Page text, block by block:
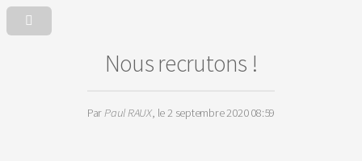
Nous recrutons !
ParPaul RAUX, le 2 septembre 2020 08:59